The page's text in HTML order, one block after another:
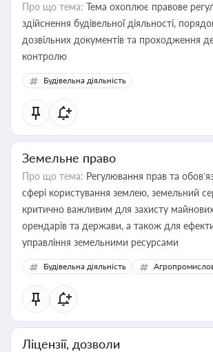
Про що тема: Тема охоплює правове
здійснення будівельної діяльності,
дозвільних документів та проходження
контролю
Будівельна діяльність
Земельне право
Про що тема: Регулювання прав та
сфері користування землею, земельний
критично важливим для захисту
орендарів та держави, а також для
управління земельними ресурсами
Будівельна діяльність
Ліцензії, дозволи